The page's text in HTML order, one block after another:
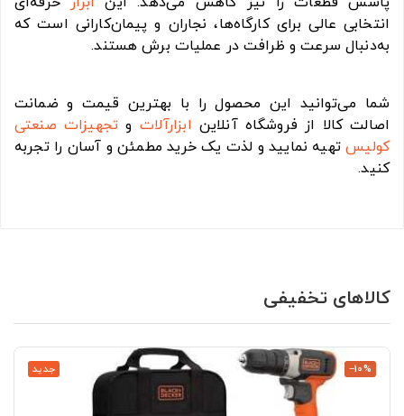
انتخابی عالی برای کارگاه‌ها، نجاران و پیمان‌کارانی است که
به‌دنبال سرعت و ظرافت در عملیات برش هستند.
شما می‌توانید این محصول را با بهترین قیمت و ضمانت
اصالت کالا از فروشگاه آنلاین ابزارآلات وتجهیزات صنعتی
کولیستهیه نمایید و لذت یک خرید مطمئن و آسان را تجربه
کنید.
کالاهای تخفیفی
جدید ‎−10%